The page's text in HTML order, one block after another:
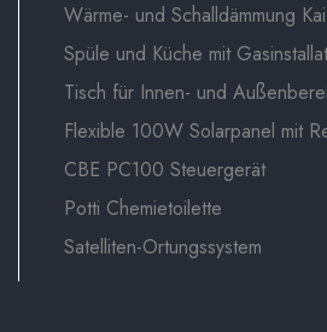
Wärme- und Schalldämmung
Spüle und Küche mit
Tisch für Innen- und
Flexible 100W Solarpanel mit
CBE PC100 Steuergerät
Potti Chemietoilette
Satelliten-Ortungssystem